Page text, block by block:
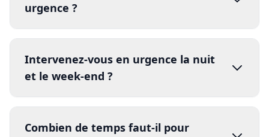
urgence ?
Intervenez-vous en urgence la nuit
et le week-end ?
Combien de temps faut-il pour